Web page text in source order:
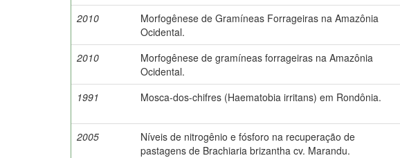
2010
Morfogênese de Gramíneas Forrageiras na Amazônia
Ocidental.
2010
Morfogênese de gramíneas forrageiras na Amazônia
Ocidental.
1991 Mosca-dos-chifres (Haematobia irritans) em Rondônia.
2005
Níveis de nitrogênio e fósforo na recuperação de
pastagens de Brachiaria brizantha cv. Marandu.